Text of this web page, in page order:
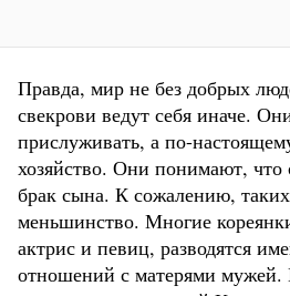
Правда, мир не без добрых
свекрови ведут себя иначе.
прислуживать, а по-
хозяйство. Они понимают, что
брак сына. К сожалению,
меньшинство. Многие
актрис и певиц, разводятся
отношений с матерями мужей.